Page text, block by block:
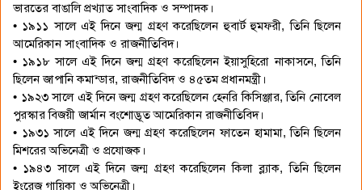
ভারতের বাঙালি প্রখ্যাত সাংবাদিক ও সম্পাদক।
• ১৯১১ সালে এই দিনে জন্ম গ্রহণ করেছিলেন হুবার্ট হুমফরী, তিনি ছিলেন
আমেরিকান সাংবাদিক ও রাজনীতিবিদ।
• ১৯১৮ সালে এই দিনে জন্ম গ্রহণ করেছিলেন ইয়াসুহিরো নাকাসনে, তিনি
ছিলেন জাপানি কমান্ডার, রাজনীতিবিদ ও ৪৫তম প্রধানমন্ত্রী।
• ১৯২৩ সালে এই দিনে জন্ম গ্রহণ করেছিলেন হেনরি কিসিঞ্জার, তিনি নোবেল
পুরস্কার বিজয়ী জার্মান বংশোদ্ভূত আমেরিকান রাজনীতিবিদ।
• ১৯৩১ সালে এই দিনে জন্ম গ্রহণ করেছিলেন ফাতেন হামামা, তিনি ছিলেন
মিশরের অভিনেত্রী ও প্রযোজক।
• ১৯৪৩ সালে এই দিনে জন্ম গ্রহণ করেছিলেন কিলা ব্ল্যাক, তিনি ছিলেন
ইংরেজ গায়িকা ও অভিনেত্রী।